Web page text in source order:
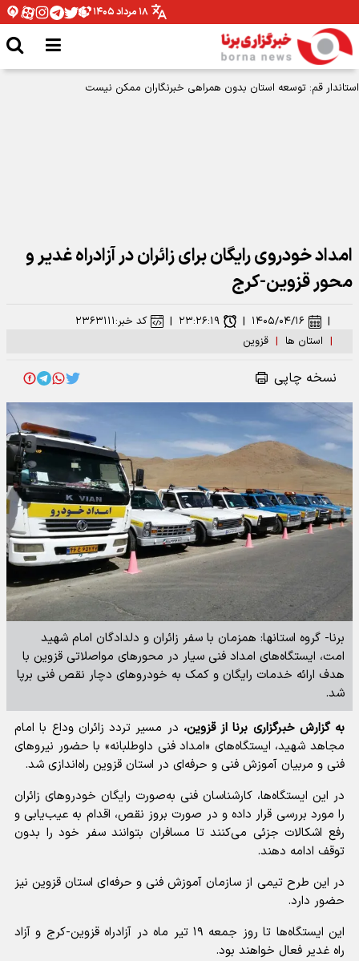
۱۸ مرداد ۱۴۰۵
استاندار قم: توسعه استان بدون همراهی خبرنگاران ممکن نیست
امداد خودروی رایگان برای زائران در آزادراه غدیر و
محور قزوین-کرج
| استان ها | قزوین
| ۱۴۰۵/۰۴/۱۶ | ۲۳:۲۶:۱۹ | کد خبر:۲۳۶۳۱۱۱
نسخه چاپی
برنا- گروه استانها: همزمان با سفر زائران و دلدادگان امام شهید
امت، ایستگاه‌های امداد فنی سیار در محورهای مواصلاتی قزوین با
هدف ارائه خدمات رایگان و کمک به خودروهای دچار نقص فنی برپا
شد.
به گزارش خبرگزاری برنا از قزوین، در مسیر تردد زائران وداع با امام
مجاهد شهید، ایستگاه‌های «امداد فنی داوطلبانه» با حضور نیروهای
فنی و مربیان آموزش فنی و حرفه‌ای در استان قزوین راه‌اندازی شد.
در این ایستگاه‌ها، کارشناسان فنی به‌صورت رایگان خودروهای زائران
را مورد بررسی قرار داده و در صورت بروز نقص، اقدام به عیب‌یابی و
رفع اشکالات جزئی می‌کنند تا مسافران بتوانند سفر خود را بدون
توقف ادامه دهند.
در این طرح تیمی از سازمان آموزش فنی و حرفه‌ای استان قزوین نیز
حضور دارد.
این ایستگاه‌ها تا روز جمعه ۱۹ تیر ماه در آزادراه قزوین-کرج و آزاد
راه غدیر فعال خواهند بود.